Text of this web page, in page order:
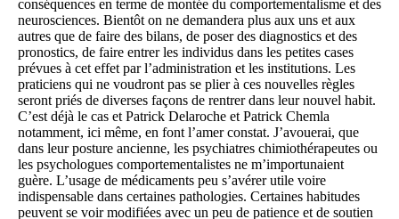
conséquences en terme de montée du comportementalisme et des
neurosciences. Bientôt on ne demandera plus aux uns et aux
autres que de faire des bilans, de poser des diagnostics et des
pronostics, de faire entrer les individus dans les petites cases
prévues à cet effet par l’administration et les institutions. Les
praticiens qui ne voudront pas se plier à ces nouvelles règles
seront priés de diverses façons de rentrer dans leur nouvel habit.
C’est déjà le cas et Patrick Delaroche et Patrick Chemla
notamment, ici même, en font l’amer constat. J’avouerai, que
dans leur posture ancienne, les psychiatres chimiothérapeutes ou
les psychologues comportementalistes ne m’importunaient
guère. L’usage de médicaments peu s’avérer utile voire
indispensable dans certaines pathologies. Certaines habitudes
peuvent se voir modifiées avec un peu de patience et de soutien